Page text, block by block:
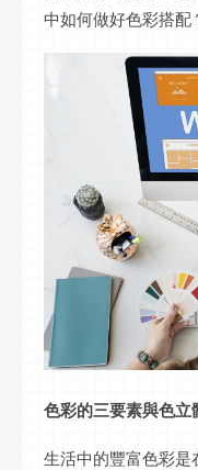
中如何做好色彩搭配
色彩的三要素與色立
生活中的豐富色彩是